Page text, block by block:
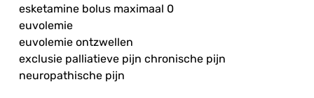
esketamine bolus maximaal 0
euvolemie
euvolemie ontzwellen
exclusie palliatieve pijn chronische pijn
neuropathische pijn